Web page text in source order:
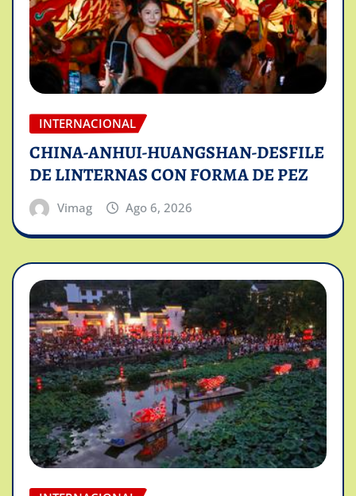
INTERNACIONAL
CHINA-ANHUI-HUANGSHAN-DESFILE
DE LINTERNAS CON FORMA DE PEZ
Vimag Ago 6, 2026